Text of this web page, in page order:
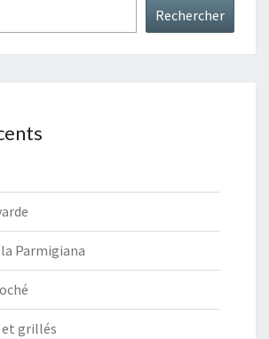
Rechercher
Parmigiana
et grillés